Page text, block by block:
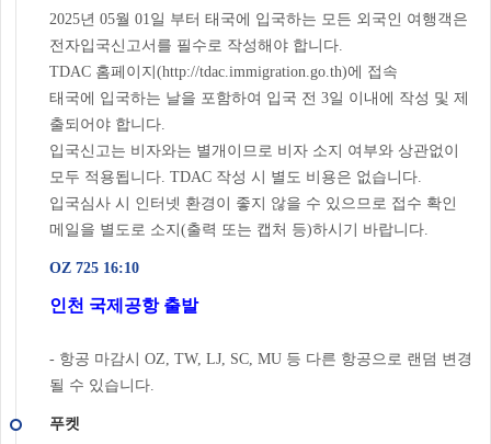
2025년 05월 01일 부터 태국에 입국하는 모든 외국인 여행객은
전자입국신고서를 필수로 작성해야 합니다.
TDAC 홈페이지(http://tdac.immigration.go.th)에 접속
태국에 입국하는 날을 포함하여 입국 전 3일 이내에 작성 및 제
출되어야 합니다.
입국신고는 비자와는 별개이므로 비자 소지 여부와 상관없이
모두 적용됩니다. TDAC 작성 시 별도 비용은 없습니다.
입국심사 시 인터넷 환경이 좋지 않을 수 있으므로 접수 확인
메일을 별도로 소지(출력 또는 캡처 등)하시기 바랍니다.
OZ 725 16:10
인천 국제공항 출발
- 항공 마감시 OZ, TW, LJ, SC, MU 등 다른 항공으로 랜덤 변경
될 수 있습니다.
푸켓